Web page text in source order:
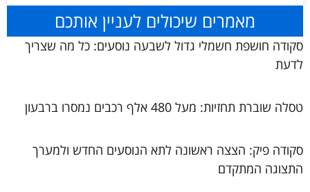
מאמרים שיכולים לעניין אותכם
סקודה חושפת חשמלי גדול לשבעה נוסעים: כל מה שצריך
לדעת
טסלה שוברת תחזיות: מעל 480 אלף רכבים נמסרו ברבעון
סקודה פיק: הצצה ראשונה לתא הנוסעים החדש ולמערך
התצוגה המתקדם